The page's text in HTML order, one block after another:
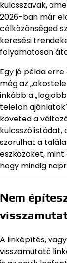
kulcsszavak,
2026-ban már
célközönséged
keresési
folyamatosan
Egy jó példa
még az
inkább a
telefon
követed a
szorulhat a
eszközöket, mint
hogy mindig
Nem
A linképítés,
visszamutató